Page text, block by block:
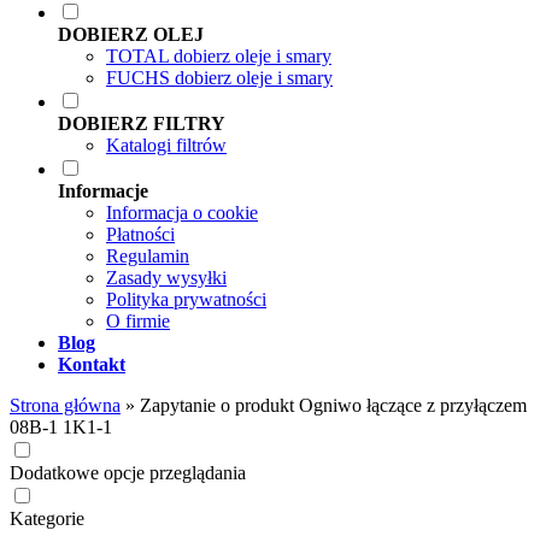
DOBIERZ OLEJ
TOTAL dobierz oleje i smary
FUCHS dobierz oleje i smary
DOBIERZ FILTRY
Katalogi filtrów
Informacje
Informacja o cookie
Płatności
Regulamin
Zasady wysyłki
Polityka prywatności
O firmie
Blog
Kontakt
Strona główna » Zapytanie o produkt Ogniwo łączące z przyłączem
08B-1 1K1-1
Dodatkowe opcje przeglądania
Kategorie